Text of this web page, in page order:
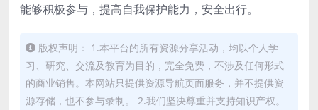
能够积极参与，提高自我保护能力，安全出行。
版权声明： 1.本平台的所有资源分享活动，均以个人学
习、研究、交流及教育为目的，完全免费，不涉及任何形式
的商业销售。本网站只提供资源导航页面服务，并不提供资
源存储，也不参与录制。 2.我们坚决尊重并支持知识产权。